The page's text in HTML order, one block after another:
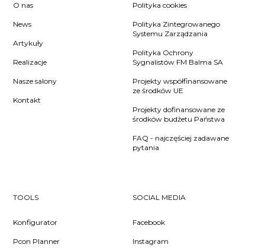
O nas
News
Artykuły
Realizacje
Nasze salony
Kontakt
Polityka cookies
Polityka Zintegrowanego
Systemu Zarządzania
Polityka Ochrony
Sygnalistów FM Balma SA
Projekty współfinansowane
ze środków UE
Projekty dofinansowane ze
środków budżetu Państwa
FAQ - najczęściej zadawane
pytania
TOOLS
Konfigurator
Pcon Planner
SOCIAL MEDIA
Facebook
Instagram